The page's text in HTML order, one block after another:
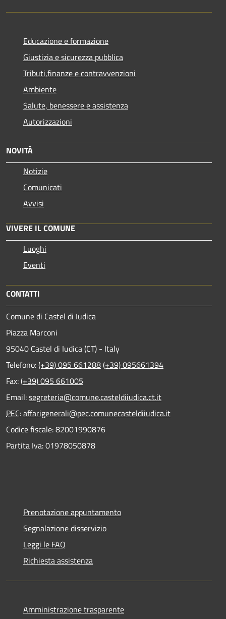
Educazione e formazione
Giustizia e sicurezza pubblica
Tributi,finanze e contravvenzioni
Ambiente
Salute, benessere e assistenza
Autorizzazioni
NOVITÀ
Notizie
Comunicati
Avvisi
VIVERE IL COMUNE
Luoghi
Eventi
CONTATTI
Comune di Castel di Iudica
Piazza Marconi
95040 Castel di Iudica (CT) - Italy
Telefono:(+39) 095 661288(+39) 095661394
Fax:(+39) 095 661005
Email:segreteria@comune.casteldiiudica.ct.it
PEC:affarigenerali@pec.comunecasteldiiudica.it
Codice fiscale: 82001990876
Partita Iva: 01978050878
Prenotazione appuntamento
Segnalazione disservizio
Leggi le FAQ
Richiesta assistenza
Amministrazione trasparente